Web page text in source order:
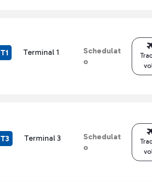
T1 Terminal 1
Schedulat
o
T3 Terminal 3
Schedulat
o